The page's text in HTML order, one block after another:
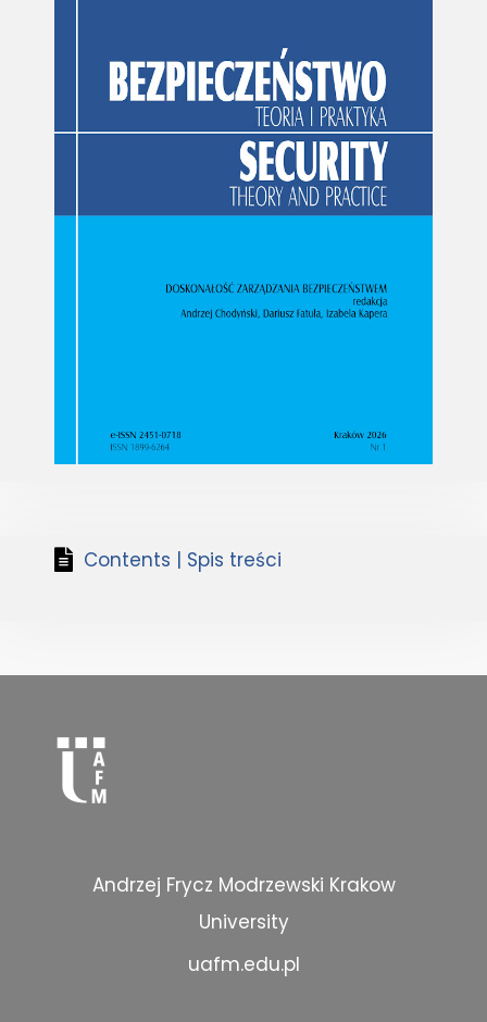
Contents | Spis treści
Andrzej Frycz Modrzewski Krakow
University
uafm.edu.pl